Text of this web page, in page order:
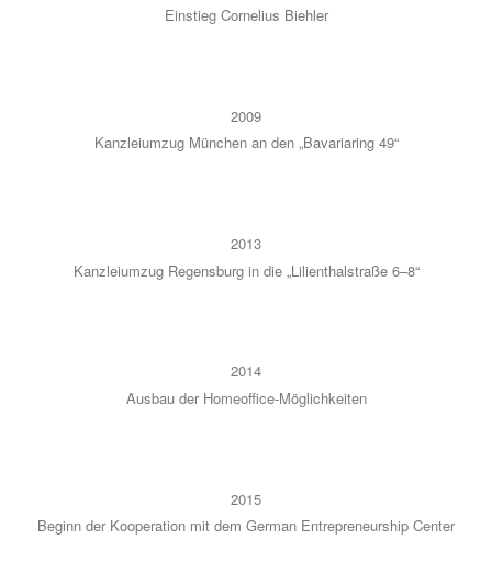
Ein­stieg Cor­ne­li­us Bieh­ler
2009
Kanz­lei­um­zug Mün­chen an den „Bava­ria­ring 49“
2013
Kanz­lei­um­zug Regens­burg in die „Lili­en­thal­stra­ße 6–8“
2014
Aus­bau der Home­of­fice-Mög­lich­kei­ten
2015
Beginn der Koope­ra­ti­on mit dem Ger­man Entre­pre­neur­ship Cen­ter